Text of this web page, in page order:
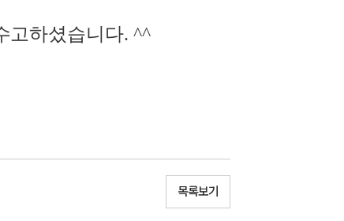
고하셨습니다. ^^
목록보기